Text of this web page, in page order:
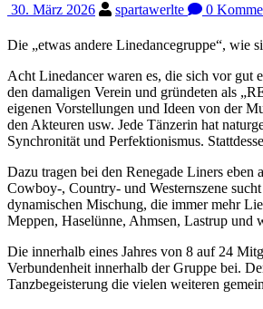
30. März 2026 spartawerlte 0
Die „etwas andere Linedancegruppe“, wie
Acht Linedancer waren es, die sich vor gut
den damaligen Verein und gründeten als
eigenen Vorstellungen und Ideen von der
den Akteuren usw. Jede Tänzerin hat
Synchronität und Perfektionismus.
Dazu tragen bei den Renegade Liners
Cowboy-, Country- und Westernszene
dynamischen Mischung, die immer mehr
Meppen, Haselünne, Ahmsen, Lastrup und
Die innerhalb eines Jahres von 8 auf 24
Verbundenheit innerhalb der Gruppe bei.
Tanzbegeisterung die vielen weiteren